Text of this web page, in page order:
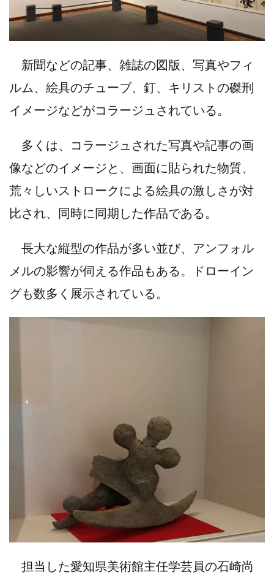
新聞などの記事、雑誌の図版、写真やフィ
ルム、絵具のチューブ、釘、キリストの磔刑
イメージなどがコラージュされている。
多くは、コラージュされた写真や記事の画
像などのイメージと、画面に貼られた物質、
荒々しいストロークによる絵具の激しさが対
比され、同時に同期した作品である。
長大な縦型の作品が多い並び、アンフォル
メルの影響が伺える作品もある。ドローイン
グも数多く展示されている。
担当した愛知県美術館主任学芸員の石崎尚